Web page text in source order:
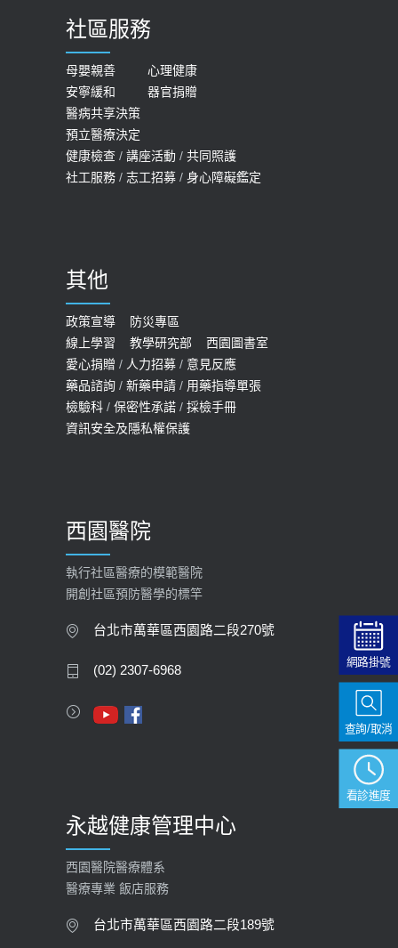
2026-05-21
女性必看國健署公費懶人包！這幾項檢
查完全免費 沒做虧大了
2026-05-14
膝蓋退化有9大部位 骨科醫坦言：不
一定得換人工關節
2019-10-08
20歲迪士尼男星因癲癇猝逝 老人小
孩最好發、醫師點出8大前兆
2019-07-09
預約
2022-01-07
114年【公費流感及新冠疫苗】門診
預約
2025-09-30
【快速肝癌篩檢MRI】新檢查服務
2026-02-06
大吃大喝、肥胖害到膽囊！膽結石、
膽息肉如何處理？
2023-09-27
社區服務
母嬰親善
心理健康
安寧緩和
器官捐贈
醫病共享決策
預立醫療決定
健康檢查 / 講座活動 / 共同照護
社工服務 / 志工招募 / 身心障礙鑑定
其他
政策宣導
防災專區
線上學習
教學研究部
西園圖書室
愛心捐贈 / 人力招募 / 意見反應
藥品諮詢 / 新藥申請 / 用藥指導單張
檢驗科 / 保密性承諾 / 採檢手冊
資訊安全及隱私權保護
西園醫院
執行社區醫療的模範醫院
開創社區預防醫學的標竿
台北市萬華區西園路二段270號
(02) 2307-6968
永越健康管理中心
西園醫院醫療體系
醫療專業 飯店服務
台北市萬華區西園路二段189號
網路掛號
看診進度
查詢/取消